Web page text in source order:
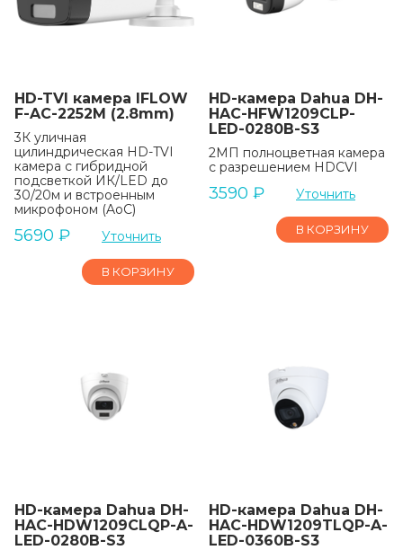
HD-TVI камера IFLOW
F-AC-2252M (2.8mm)
3К уличная
цилиндрическая HD-TVI
камера с гибридной
подсветкой ИК/LED до
30/20м и встроенным
микрофоном (AoC)
5690 ₽ Уточнить
В КОРЗИНУ
HD-камера Dahua DH-
HAC-HFW1209CLP-
LED-0280B-S3
2МП полноцветная камера
с разрешением HDCVI
3590 ₽ Уточнить
В КОРЗИНУ
HD-камера Dahua DH-
HAC-HDW1209CLQP-A-
LED-0280B-S3
HD-камера Dahua DH-
HAC-HDW1209TLQP-A-
LED-0360B-S3